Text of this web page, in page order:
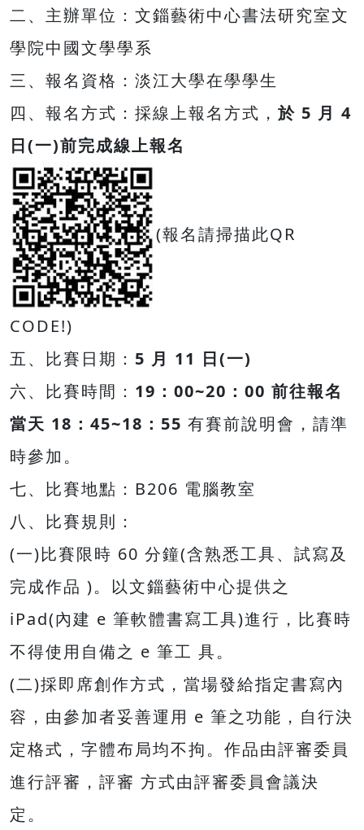
二、主辦單位：文錙藝術中心書法研究室文
學院中國文學學系
三、報名資格：淡江大學在學學生
四、報名方式：採線上報名方式， 於 5 月 4
日(一)前完成線上報名
(報名請掃描此QR
CODE!)
五、比賽日期： 5 月 11 日(一)
六、比賽時間： 19：00~20：00 前往報名
當天 18：45~18：55 有賽前說明會，請準
時參加。
七、比賽地點：B206 電腦教室
八、比賽規則：
(一)比賽限時 60 分鐘(含熟悉工具、試寫及
完成作品 )。以文錙藝術中心提供之
iPad(內建 e 筆軟體書寫工具)進行，比賽時
不得使用自備之 e 筆工 具。
(二)採即席創作方式，當場發給指定書寫內
容，由參加者妥善運用 e 筆之功能，自行決
定格式，字體布局均不拘。作品由評審委員
進行評審，評審 方式由評審委員會議決
定。